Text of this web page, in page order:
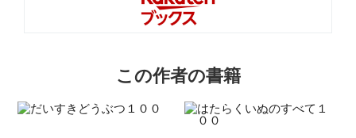
この作者の書籍